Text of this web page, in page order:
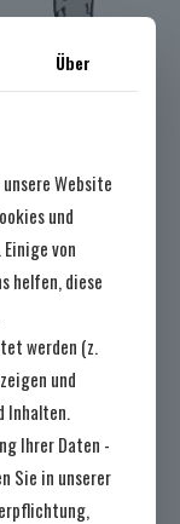
Über
Website
und
von
helfen, diese
werden (z.
und
Inhalten.
Ihrer Daten -
Sie in unserer